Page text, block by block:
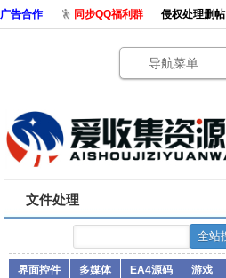
广告合作 同步QQ福利群 侵权处理删帖
导航菜单
文件处理
界面控件 多媒体 EA4源码 游戏